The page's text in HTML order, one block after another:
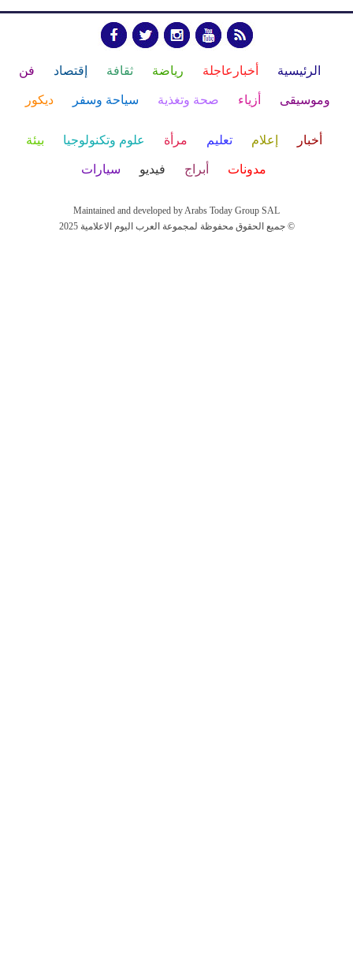
الرئيسية أخبارعاجلة رياضة ثقافة إقتصاد فن
وموسيقى أزياء صحة وتغذية سياحة وسفر ديكور
أخبار إعلام تعليم مرأة علوم وتكنولوجيا بيئة
مدونات أبراج فيديو سيارات
Maintained and developed by Arabs Today Group SAL
جميع الحقوق محفوظة لمجموعة العرب اليوم الاعلامية 2025 ©